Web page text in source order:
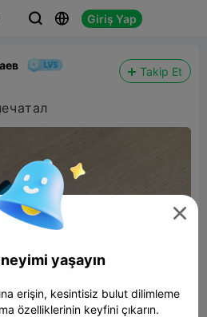
  Giriş Yap
Takip Et

yaşayın
erişin, kesintisiz bulut dilimleme
özelliklerinin keyfini çıkarın.